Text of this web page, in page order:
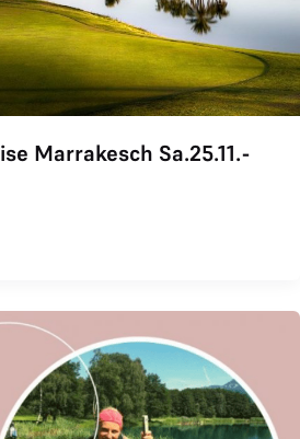
Marrakesch Sa.25.11.-